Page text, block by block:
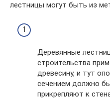
лестницы могут быть из
Деревянные
строительства
древесину, и тут
сечением должно
прикрепляют к